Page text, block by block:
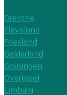
Drenthe
Flevoland
Friesland
Gelderland
Groningen
Overijssel
Limburg